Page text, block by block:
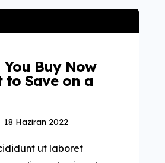
adipisicing elit sed
dolor sit amet, con
elit, sed do
Incididunt ut
veniam […]
Buy Now
to Save on a
18 Haziran 2022
ut laboret